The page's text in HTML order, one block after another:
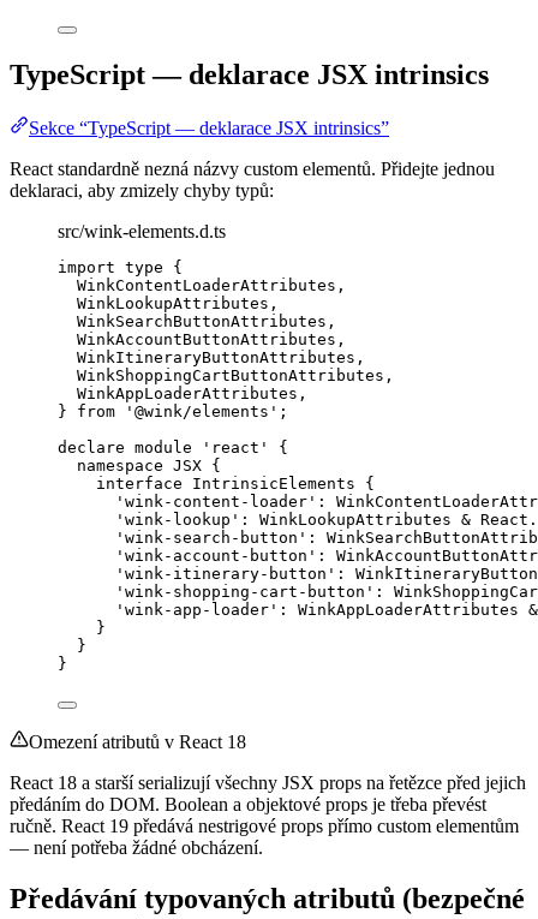
TypeScript — deklarace JSX intrinsics
Sekce “TypeScript — deklarace JSX intrinsics”
React standardně nezná názvy custom elementů. Přidejte jednou
deklaraci, aby zmizely chyby typů:
src/wink-elements.d.ts
import type {
WinkContentLoaderAttributes,
WinkLookupAttributes,
WinkSearchButtonAttributes,
WinkAccountButtonAttributes,
WinkItineraryButtonAttributes,
WinkShoppingCartButtonAttributes,
WinkAppLoaderAttributes,
} from ' @wink/elements ' ;
declare module ' react '
{
namespace JSX {
interface IntrinsicElements {
' wink-content-loader ' :
' wink-lookup ' : WinkLookupAttributes & React .
' wink-search-button ' :
' wink-account-button ' :
' wink-itinerary-button ' :
' wink-shopping-cart-button ' :
' wink-app-loader ' : WinkAppLoaderAttributes &
}
}
}
Omezení atributů v React 18
React 18 a starší serializují všechny JSX props na řetězce před jejich
předáním do DOM. Boolean a objektové props je třeba převést
ručně. React 19 předává nestrigové props přímo custom elementům
— není potřeba žádné obcházení.
Předávání typovaných atributů (bezpečné